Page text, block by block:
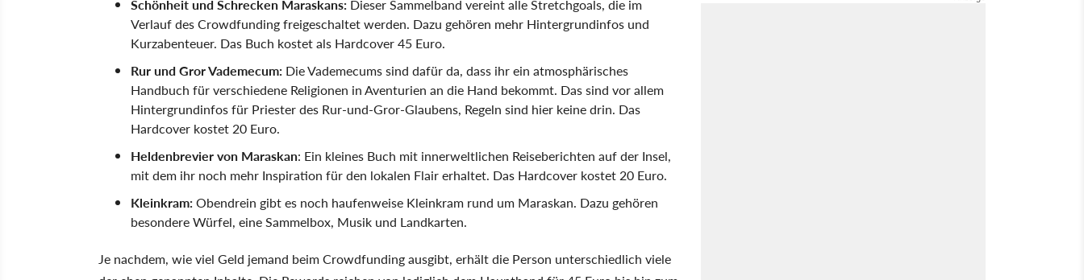
Schönheit und Schrecken Maraskans: Dieser Sammelband vereint alle Stretchgoals, die im
Verlauf des Crowdfunding freigeschaltet werden. Dazu gehören mehr Hintergrundinfos und
Kurzabenteuer. Das Buch kostet als Hardcover 45 Euro.
Rur und Gror Vademecum: Die Vademecums sind dafür da, dass ihr ein atmosphärisches
Handbuch für verschiedene Religionen in Aventurien an die Hand bekommt. Das sind vor allem
Hintergrundinfos für Priester des Rur-und-Gror-Glaubens, Regeln sind hier keine drin. Das
Hardcover kostet 20 Euro.
Heldenbrevier von Maraskan: Ein kleines Buch mit innerweltlichen Reiseberichten auf der Insel,
mit dem ihr noch mehr Inspiration für den lokalen Flair erhaltet. Das Hardcover kostet 20 Euro.
Kleinkram:Obendrein gibt es noch haufenweise Kleinkram rund um Maraskan. Dazu gehören
besondere Würfel, eine Sammelbox, Musik und Landkarten.
Je nachdem, wie viel Geld jemand beim Crowdfunding ausgibt, erhält die Person unterschiedlich viele